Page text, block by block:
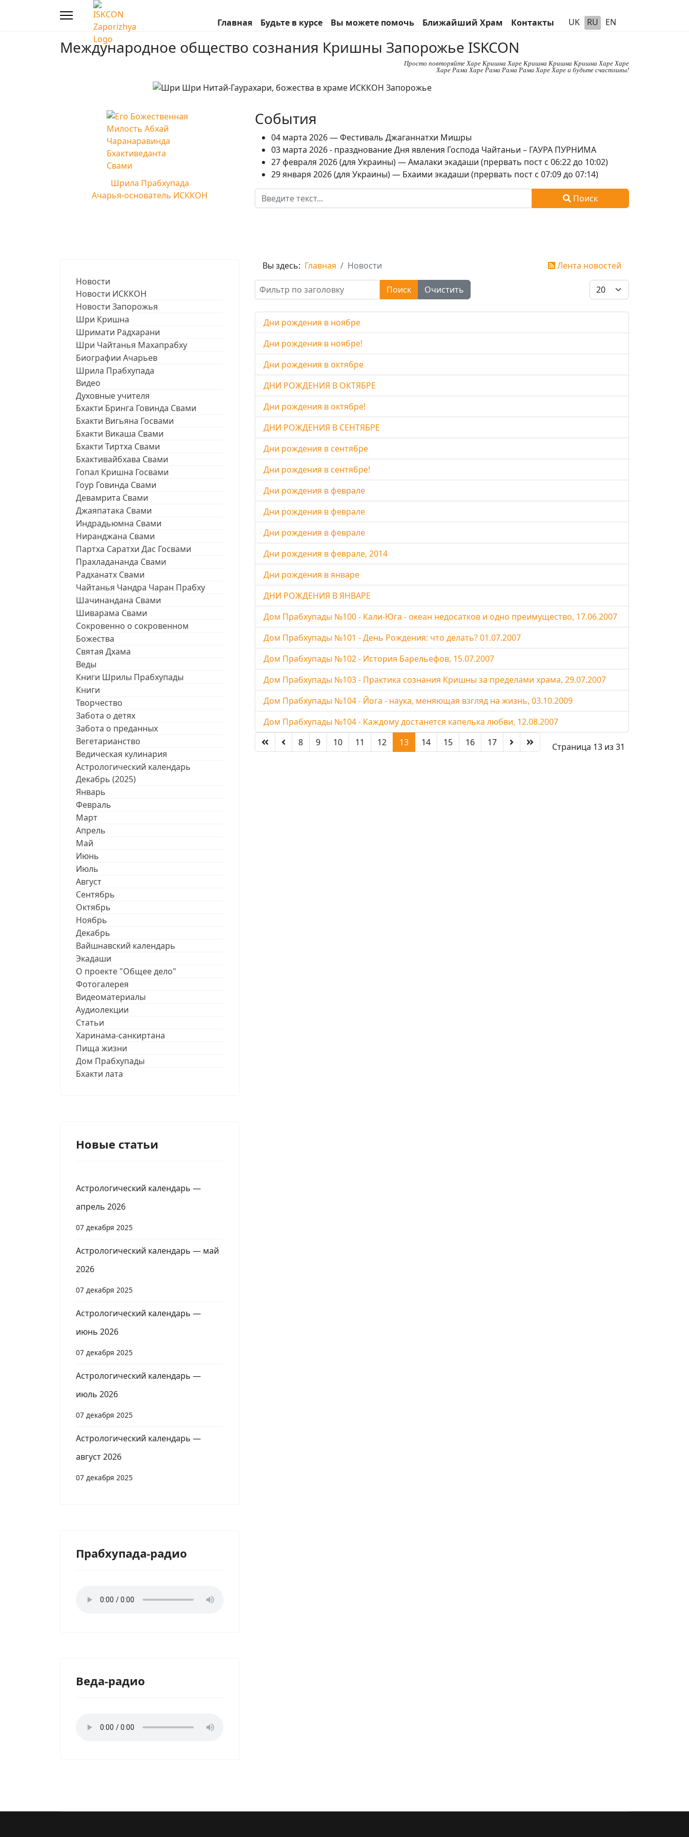
Главная Будьте в курсе Вы можете помочь Ближайший Храм Контакты UK RU EN
Международное общество сознания Кришны Запорожье ISKCON
Просто повторяйте Харе Кришна Харе Кришна Кришна Кришна Харе Харе
Харе Рама Харе Рама Рама Рама Харе Харе и будьте счастливы!
Шрила Прабхупада
Ачарья-основатель ИСККОН
События
04 марта 2026 — Фестиваль Джаганнатхи Мишры
03 марта 2026 - празднование Дня явления Господа Чайтаньи – ГАУРА ПУРНИМА
27 февраля 2026 (для Украины) — Амалаки экадаши (прервать пост с 06:22 до 10:02)
29 января 2026 (для Украины) — Бхаими экадаши (прервать пост с 07:09 до 07:14)
Поиск
Поиск
Новости
Новости ИСККОН
Новости Запорожья
Шри Кришна
Шримати Радхарани
Шри Чайтанья Махапрабху
Биографии Ачарьев
Шрила Прабхупада
Видео
Духовные учителя
Бхакти Бринга Говинда Свами
Бхакти Вигьяна Госвами
Бхакти Викаша Свами
Бхакти Тиртха Свами
Бхактивайбхава Свами
Гопал Кришна Госвами
Гоур Говинда Свами
Девамрита Свами
Джаяпатака Свами
Индрадьюмна Свами
Ниранджана Свами
Партха Саратхи Дас Госвами
Прахладананда Свами
Радханатх Свами
Чайтанья Чандра Чаран Прабху
Шачинандана Свами
Шиварама Свами
Сокровенно о сокровенном
Божества
Святая Дхама
Веды
Книги Шрилы Прабхупады
Книги
Творчество
Забота о детях
Забота о преданных
Вегетарианство
Ведическая кулинария
Астрологический календарь
Декабрь (2025)
Январь
Февраль
Март
Апрель
Май
Июнь
Июль
Август
Сентябрь
Октябрь
Ноябрь
Декабрь
Вайшнавский календарь
Экадаши
О проекте "Общее дело"
Фотогалерея
Видеоматериалы
Аудиолекции
Статьи
Харинама-санкиртана
Пища жизни
Дом Прабхупады
Бхакти лата
Новые статьи
Астрологический календарь —
апрель 2026
07 декабря 2025
Астрологический календарь — май
2026
07 декабря 2025
Астрологический календарь —
июнь 2026
07 декабря 2025
Астрологический календарь —
июль 2026
07 декабря 2025
Астрологический календарь —
август 2026
07 декабря 2025
Прабхупада-радио
Веда-радио
Вы здесь: Главная Новости
Лента новостей
Фильтр по заголовку
Поиск Очистить Кол-во строк:
Дни рождения в ноябре
Дни рождения в ноябре!
Дни рождения в октябре
ДНИ РОЖДЕНИЯ В ОКТЯБРЕ
Дни рождения в октябре!
ДНИ РОЖДЕНИЯ В СЕНТЯБРЕ
Дни рождения в сентябре
Дни рождения в сентябре!
Дни рождения в феврале
Дни рождения в феврале
Дни рождения в феврале
Дни рождения в феврале, 2014
Дни рождения в январе
ДНИ РОЖДЕНИЯ В ЯНВАРЕ
Дом Прабхупады №100 - Кали-Юга - океан недосатков и одно преимущество, 17.06.2007
Дом Прабхупады №101 - День Рождения: что делать? 01.07.2007
Дом Прабхупады №102 - История Барельефов, 15.07.2007
Дом Прабхупады №103 - Практика сознания Кришны за пределами храма, 29.07.2007
Дом Прабхупады №104 - Йога - наука, меняющая взгляд на жизнь, 03.10.2009
Дом Прабхупады №104 - Каждому достанется капелька любви, 12.08.2007
Страница 13 из 31
8 9 10 11 12 13 14 15 16 17